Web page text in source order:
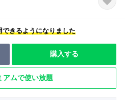
きるようになりました
購入する
アムで使い放題